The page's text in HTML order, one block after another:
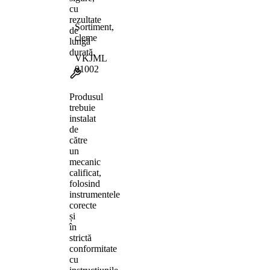
cu
rezultate
de
lungă
durată.
Produsul
trebuie
instalat
de
către
un
mecanic
calificat,
folosind
instrumentele
corecte
și
în
strictă
conformitate
cu
Sortiment,
cleme
VKJML
01002